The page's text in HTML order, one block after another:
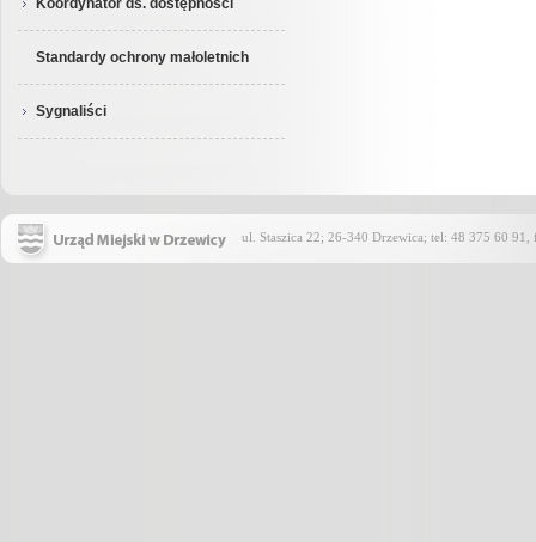
Koordynator ds. dostępności
Standardy ochrony małoletnich
Sygnaliści
ul. Staszica 22; 26-340 Drzewica; tel: 48 375 60